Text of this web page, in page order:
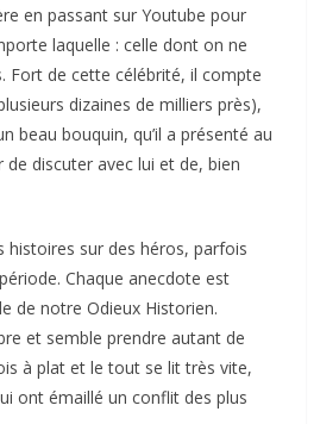
en passant sur Youtube pour
laquelle : celle dont on ne
Fort de cette célébrité, il compte
dizaines de milliers près),
beau bouquin, qu’il a présenté au
de discuter avec lui et de, bien
histoires sur des héros, parfois
Chaque anecdote est
de notre Odieux Historien.
et semble prendre autant de
à plat et le tout se lit très vite,
ont émaillé un conflit des plus